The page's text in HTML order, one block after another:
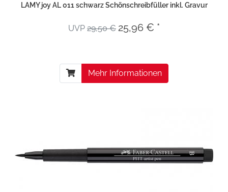
LAMY joy AL 011 schwarz Schönschreibfüller inkl. Gravur
UVP 29,50 € 25,96 € *
Mehr Informationen